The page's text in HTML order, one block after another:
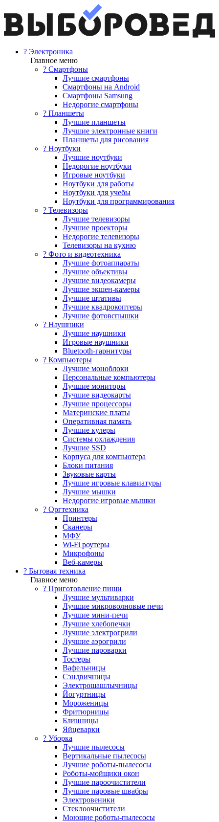
? Электроника
Главное меню
? Смартфоны
Лучшие смартфоны
Смартфоны на Android
Смартфоны Samsung
Недорогие смартфоны
? Планшеты
Лучшие планшеты
Лучшие электронные книги
Планшеты для рисования
? Ноутбуки
Лучшие ноутбуки
Недорогие ноутбуки
Игровые ноутбуки
Ноутбуки для работы
Ноутбуки для учебы
Ноутбуки для программирования
? Телевизоры
Лучшие телевизоры
Лучшие проекторы
Недорогие телевизоры
Телевизоры на кухню
? Фото и видеотехника
Лучшие фотоаппараты
Лучшие объективы
Лучшие видеокамеры
Лучшие экшен-камеры
Лучшие штативы
Лучшие квадрокоптеры
Лучшие фотовспышки
? Наушники
Лучшие наушники
Игровые наушники
Bluetooth-гарнитуры
?️ Компьютеры
Лучшие моноблоки
Персональные компьютеры
Лучшие мониторы
Лучшие видеокарты
Лучшие процессоры
Материнские платы
Оперативная память
Лучшие кулеры
Системы охлаждения
Лучшие SSD
Корпуса для компьютера
Блоки питания
Звуковые карты
Лучшие игровые клавиатуры
Лучшие мышки
Недорогие игровые мышки
?️ Оргтехника
Принтеры
Сканеры
МФУ
Wi-Fi роутеры
Микрофоны
Веб-камеры
? Бытовая техника
Главное меню
? Приготовление пищи
Лучшие мультиварки
Лучшие микроволновые печи
Лучшие мини-печи
Лучшие хлебопечки
Лучшие электрогрили
Лучшие аэрогрили
Лучшие пароварки
Тостеры
Вафельницы
Сэндвичницы
Электрошашлычницы
Йогуртницы
Мороженицы
Фритюрницы
Блинницы
Яйцеварки
? Уборка
Лучшие пылесосы
Вертикальные пылесосы
Лучшие роботы-пылесосы
Роботы-мойщики окон
Лучшие пароочистители
Лучшие паровые швабры
Электровеники
Стеклоочистители
Моющие роботы-пылесосы